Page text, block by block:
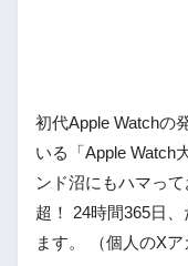
初代Apple Watchの
いる「Apple Watch
ンド沼にもハマっ
超！ 24時間365日
ます。 （個人のX